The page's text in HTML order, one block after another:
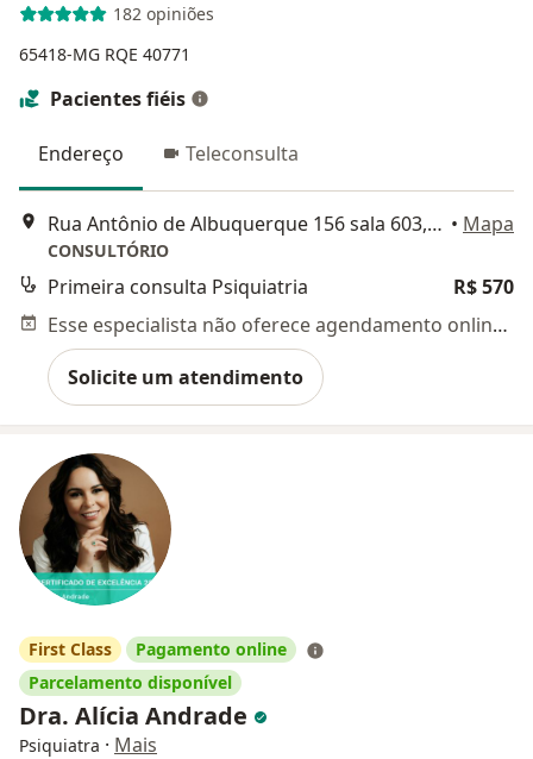
182 opiniões
65418-MG RQE 40771
Pacientes fiéis
Endereço Teleconsulta
Rua Antônio de Albuquerque 156 sala 603, Belo Horizonte • Mapa
CONSULTÓRIO
Primeira consulta Psiquiatria
R$ 570
Esse especialista não oferece agendamento online para esse endereço.
Solicite um atendimento
First Class
Pagamento online
Parcelamento disponível
Dra. Alícia Andrade
Psiquiatra · Mais